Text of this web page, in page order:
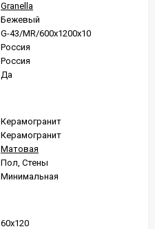
Granella
Бежевый
G-43/MR/600x1200x10
Россия
Россия
Да
Керамогранит
Керамогранит
Матовая
Пол, Стены
Минимальная
60x120